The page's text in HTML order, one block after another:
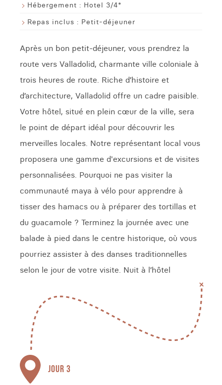
Hébergement : Hotel 3/4*
Repas inclus : Petit-déjeuner
Après un bon petit-déjeuner, vous prendrez la
route vers Valladolid, charmante ville coloniale à
trois heures de route. Riche d’histoire et
d’architecture, Valladolid offre un cadre paisible.
Votre hôtel, situé en plein cœur de la ville, sera
le point de départ idéal pour découvrir les
merveilles locales. Notre représentant local vous
proposera une gamme d'excursions et de visites
personnalisées. Pourquoi ne pas visiter la
communauté maya à vélo pour apprendre à
tisser des hamacs ou à préparer des tortillas et
du guacamole ? Terminez la journée avec une
balade à pied dans le centre historique, où vous
pourriez assister à des danses traditionnelles
selon le jour de votre visite. Nuit à l’hôtel
JOUR 3